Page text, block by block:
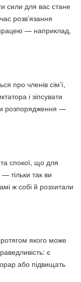
сили для вас стане
розв’язання
— наприклад,
про членів сім’ї,
і зіпсувати
розпорядження —
спокої, що для
тільки так ви
ж собі й розхитали
якого може
є
або підвищать